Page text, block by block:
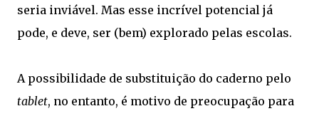
seria inviável. Mas esse incrível potencial já
pode, e deve, ser (bem) explorado pelas escolas.
A possibilidade de substituição do caderno pelo
tablet, no entanto, é motivo de preocupação para